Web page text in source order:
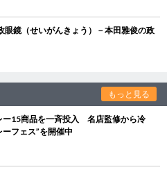
鏡（せいがんきょう）－本田雅俊の政
もっと見る
ー15商品を一斉投入 名店監修から冷
フェス”を開催中